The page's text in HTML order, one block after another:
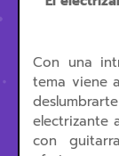
Con una
tema viene
electrizante
con